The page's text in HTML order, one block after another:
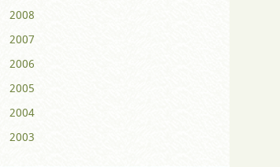
2008
2007
2006
2005
2004
2003